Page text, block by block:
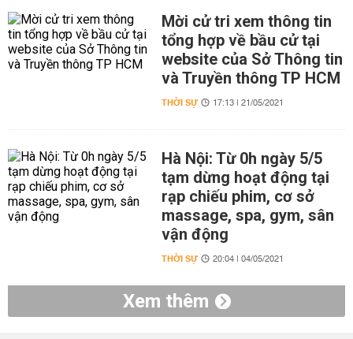
Mời cử tri xem thông tin
tổng hợp về bầu cử tại
website của Sở Thông tin
và Truyền thông TP HCM
THỜI SỰ 17:13 | 21/05/2021
Hà Nội: Từ 0h ngày 5/5
tạm dừng hoạt động tại
rạp chiếu phim, cơ sở
massage, spa, gym, sân
vận động
THỜI SỰ 20:04 | 04/05/2021
Xem thêm